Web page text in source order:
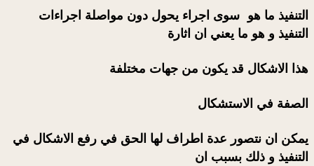
التنفيذ ما هو سوى اجراء يحول دون مواصلة اجراءات
التنفيذ و هو ما يعني ان اثارة
هذا الاشكال قد يكون من جهات مختلفة
الصفة في الاستشكال
يمكن ان نتصور عدة اطراف لها الحق في رفع الاشكال في
التنفيذ و ذلك بسبب ان